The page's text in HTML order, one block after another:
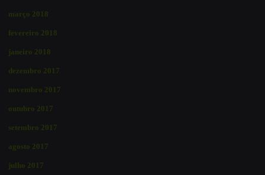
março 2018
fevereiro 2018
janeiro 2018
dezembro 2017
novembro 2017
outubro 2017
setembro 2017
agosto 2017
julho 2017